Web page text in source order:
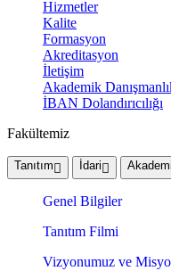
Hizmetler
Kalite
Formasyon
Akreditasyon
İletişim
Akademik
İBAN Dolandırıcılığı
Fakültemiz
Tanıtım İdari
Genel Bilgiler
Tanıtım Filmi
Vizyonumuz ve